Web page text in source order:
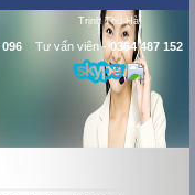
096
Trịnh Thu Hà
Tư vấn viên-0364 487 152